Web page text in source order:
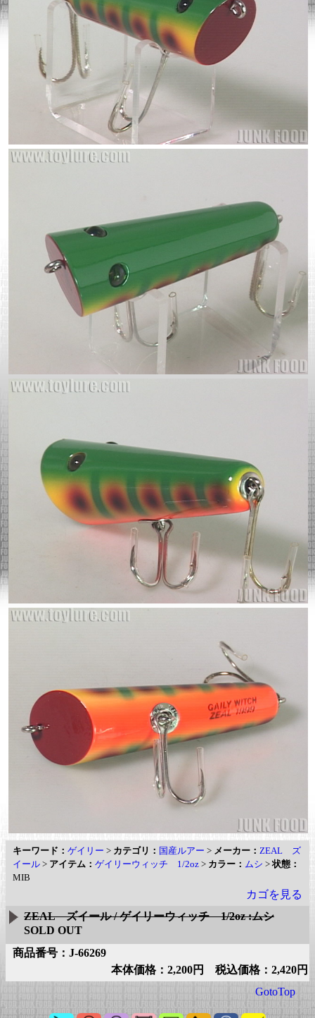
キーワード： ゲイリー > カテゴリ： 国産ルアー > メーカー： ZEAL ズ
イール > アイテム： ゲイリーウィッチ 1/2oz > カラー： ムシ >状態：
MIB
カゴを見る
ZEAL ズイール / ゲイリーウィッチ 1/2oz :ムシ
SOLD OUT
商品番号：J-66269
本体価格：2,200円 税込価格：2,420円
GotoTop